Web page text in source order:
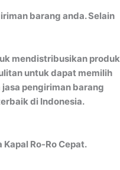
barang anda. Selain
mendistribusikan produk
untuk dapat memilih
pengiriman barang
di Indonesia.
Ro-Ro Cepat.